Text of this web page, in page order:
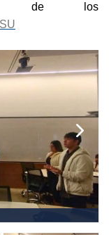
de los
